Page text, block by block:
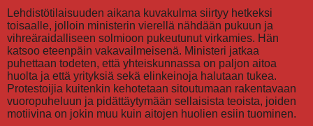
Lehdistötilaisuuden aikana kuvakulma siirtyy hetkeksi
toisaalle, jolloin ministerin vierellä nähdään pukuun ja
vihreäraidalliseen solmioon pukeutunut virkamies. Hän
katsoo eteenpäin vakavailmeisenä. Ministeri jatkaa
puhettaan todeten, että yhteiskunnassa on paljon aitoa
huolta ja että yrityksiä sekä elinkeinoja halutaan tukea.
Protestoijia kuitenkin kehotetaan sitoutumaan rakentavaan
vuoropuheluun ja pidättäytymään sellaisista teoista, joiden
motiivina on jokin muu kuin aitojen huolien esiin tuominen.